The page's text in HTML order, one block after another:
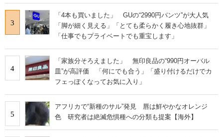
3
「4本も買いました」 GUの“2990円パンツ”が大人気
「脚が細く見える」「とても柔らかく履き心地抜群」
「仕事でもプライベートでも重宝します」
4
「家族分そろえました」 無印良品の“990円オーバル
皿”が高評価 「何にでも合う」「盛り付けるだけでカ
フェっぽくなってお気に入り」
5
アフリカで“新種のサル”発見 唇は鮮やかなオレンジ
色 研究者は絶滅危惧種への分類も提案【海外】